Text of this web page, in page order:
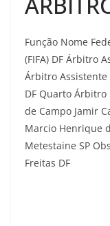
Função Nome
(FIFA) DF Árbitro
Árbitro Assistente
DF Quarto Árbitro
de Campo Jamir
Marcio Henrique
Metestaine SP
Freitas DF